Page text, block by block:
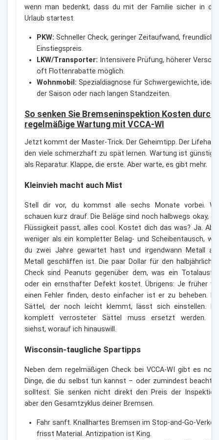
wenn man bedenkt, dass du mit der Familie sicher in
Urlaub startest.
PKW: Schneller Check, geringer Zeitaufwand,
Einstiegspreis.
LKW/Transporter: Intensivere Prüfung, höherer
oft Flottenrabatte möglich.
Wohnmobil: Spezialdiagnose für Schwergewichte, ideal
der Saison oder nach langen Standzeiten.
So senken Sie Bremseninspektion Kosten durch
regelmäßige Wartung mit VCCA-WI
Jetzt kommt der Master-Trick. Der Geheimtipp. Der
den viele schmerzhaft zu spät lernen. Wartung ist
als Reparatur. Klappe, die erste. Aber warte, es gibt mehr.
Kleinvieh macht auch Mist
Stell dir vor, du kommst alle sechs Monate vorbei.
schauen kurz drauf. Die Beläge sind noch halbwegs okay,
Flüssigkeit passt, alles cool. Kostet dich das was? Ja.
weniger als ein kompletter Belag- und Scheibentausch,
du zwei Jahre gewartet hast und irgendwann Metall
Metall geschliffen ist. Die paar Dollar für den
Check sind Peanuts gegenüber dem, was ein
oder ein ernsthafter Defekt kostet. Übrigens: Je früher
einen Fehler finden, desto einfacher ist er zu beheben.
Sättel, der noch leicht klemmt, lässt sich einstellen.
komplett verrosteter Sättel muss ersetzt werden.
siehst, worauf ich hinauswill.
Wisconsin-taugliche Spartipps
Neben dem regelmäßigen Check bei VCCA-WI gibt es
Dinge, die du selbst tun kannst – oder zumindest
solltest. Sie senken nicht direkt den Preis der
aber den Gesamtzyklus deiner Bremsen.
Fahr sanft. Knallhartes Bremsen im Stop-and-Go-
frisst Material. Antizipation ist King.